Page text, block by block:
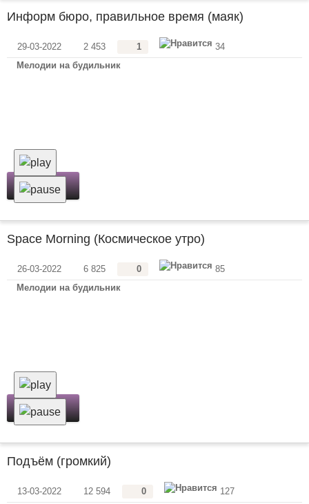
Информ бюро, правильное время (маяк)
29-03-2022 2 453 1
34
Мелодии на будильник
Скачать
Space Morning (Космическое утро)
26-03-2022 6 825 0
85
Мелодии на будильник
Скачать
Подъём (громкий)
13-03-2022 12 594 0
127